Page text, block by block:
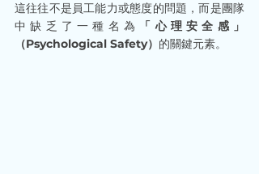
這往往不是員工能力或態度的問題，而是團隊
中缺乏了一種名為
「心理安全感」
（Psychological Safety） 的關鍵元素。